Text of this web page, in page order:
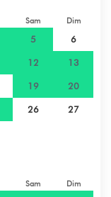
Sam Dim
5 6
12 13
19 20
26 27
Sam Dim